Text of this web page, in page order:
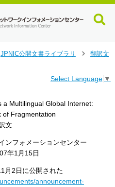
JPNIC公開文書ライブラリ
翻訳文
Select Language ▼
Multilingual Global Internet:
of Fragmentation
文
ンフォメーションセンター
年1月15日
月2日に公開された
announcement-